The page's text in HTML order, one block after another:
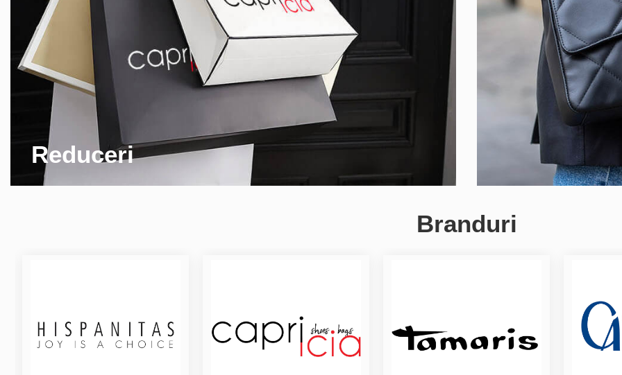
Reduceri
Branduri